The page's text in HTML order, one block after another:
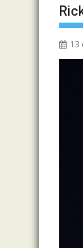
13